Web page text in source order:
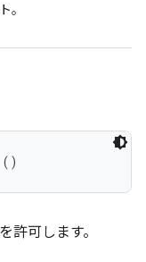
。
()
可します。